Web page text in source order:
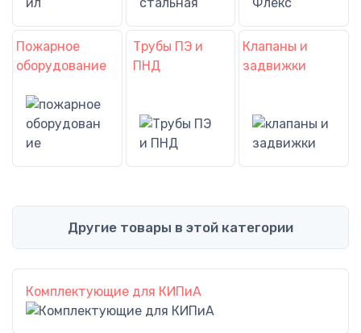
Пожарное
оборудование
Трубы ПЭ и
ПНД
Клапаны и
задвижки
Другие товары в этой категории
Комплектующие для КИПиА